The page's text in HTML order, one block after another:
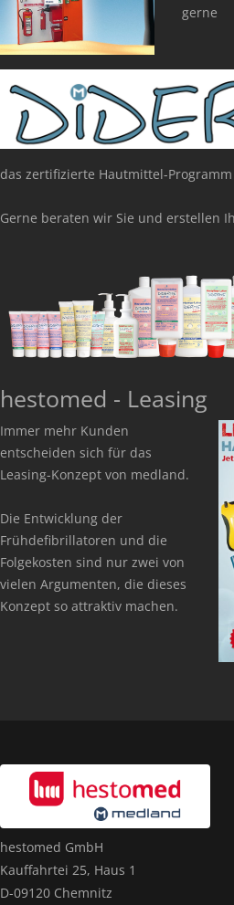
gerne
das zertifizierte Hautmittel-
Gerne beraten wir Sie und erstellen
hestomed - Leasing
Immer mehr Kunden
entscheiden sich für das
Leasing-Konzept von medland.
Die Entwicklung der
Frühdefibrillatoren und die
Folgekosten sind nur zwei von
vielen Argumenten, die dieses
Konzept so attraktiv machen.
hestomed GmbH
Kauffahrtei 25, Haus 1
D-09120 Chemnitz